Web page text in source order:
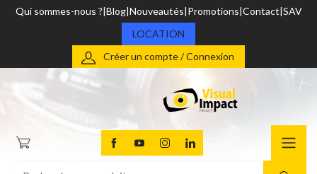
Qui sommes-nous ? Blog Nouveautés Promotions Contact SAV
LOCATION
Créer un compte / Connexion